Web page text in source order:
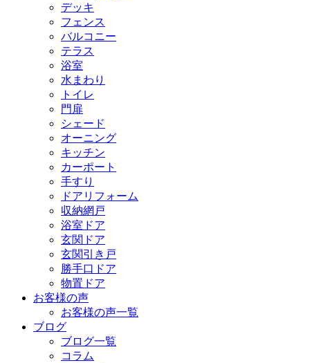
デッキ
フェンス
バルコニー
テラス
浴室
水まわり
トイレ
門扉
シェード
オーニング
キッチン
カーポート
手すり
ドアリフォーム
収納網戸
浴室ドア
玄関ドア
玄関引き戸
勝手口ドア
物置ドア
お客様の声
お客様の声一覧
ブログ
ブログ一覧
コラム